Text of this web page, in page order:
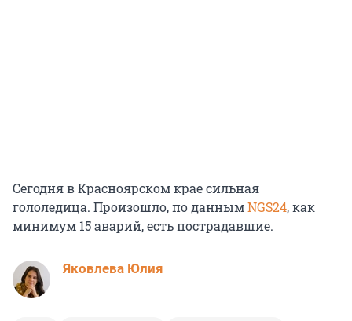
Сегодня в Красноярском крае сильная
гололедица. Произошло, по даннымNGS24, как
минимум 15 аварий, есть пострадавшие.
Яковлева Юлия